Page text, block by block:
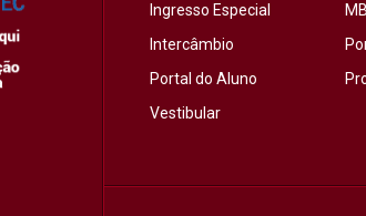
Ingresso Especial
Intercâmbio
Portal do Aluno
Vestibular